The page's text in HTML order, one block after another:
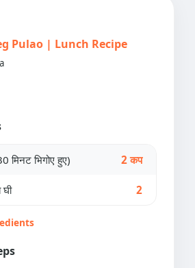
Pulao | Lunch Recipe
मिनट भिगोए हुए) 2 कप
2